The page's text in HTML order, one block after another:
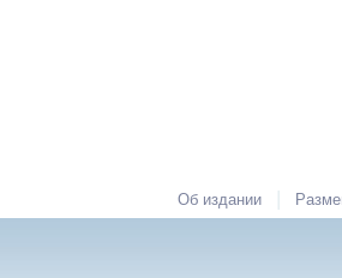
Об издании |